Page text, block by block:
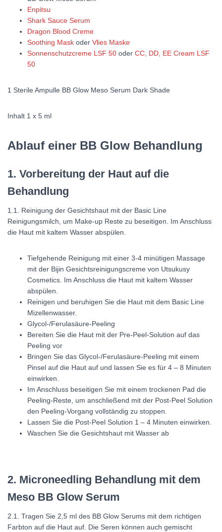
Enpitsu
Shark Sauce Serum
Dragon Blood Creme
Soothing Mask oder Vlies Maske
Sonnenschutzcreme LSF 50 oder CC, DD, EE Cream LSF
50
1 Sterile Ampulle BB Glow Meso Serum Dark Shade
Inhalt 1 x 5 ml
Ablauf einer BB Glow Behandlung
1. Vorbereitung der Haut auf die
Behandlung
1.1. Reinigung der Gesichtshaut mit der Basic Line
Reinigungsmilch, um Make-up Reste zu beseitigen. Im Anschluss
die Haut mit kaltem Wasser abspülen.
Tiefgehende Reinigung mit einer 3-4 minütigen Massage
mit der Bijin Gesichtsreinigungscreme von Utsukusy
Cosmetics. Im Anschluss die Haut mit kaltem Wasser
abspülen.
Reinigen und beruhigen Sie die Haut mit dem Basic Line
Mizellenwasser.
Glycol-/Ferulasäure-Peeling
Bereiten Sie die Haut mit der Pre-Peel-Solution auf das
Peeling vor
Bringen Sie das Glycol-/Ferulasäure-Peeling mit einem
Pinsel auf die Haut auf und lassen Sie es für 4 – 8 Minuten
einwirken.
Im Anschluss beseitigen Sie mit einem trockenen Pad die
Peeling-Reste, um anschließend mit der Post-Peel Solution
den Peeling-Vorgang vollständig zu stoppen.
Lassen Sie die Post-Peel Solution 1 – 4 Minuten einwirken.
Waschen Sie die Gesichtshaut mit Wasser ab
2. Microneedling Behandlung mit dem
Meso BB Glow Serum
2.1. Tragen Sie 2,5 ml des BB Glow Serums mit dem richtigen
Farbton auf die Haut auf. Die Seren können auch gemischt